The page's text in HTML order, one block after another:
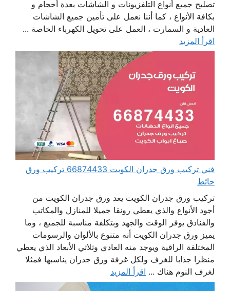
تصليح جميع أنواع التلفزيونات و الشاشات بعدة أحجام و
بكافة الأنواع ، كما أننا نعمل على تأمين جميع الشاشات
العادية و السمارت ، العمل على تحويل الكهرباء الخاصة ...
اقرأ المزيد
فني تركيب ورق جدران الكويت 66874433 تركيب ورق
حائط
تركيب ورق جدران الكويت يعد ورق جدران الكويت من
أجود الأنواع والذي يعطي رونقا جميلا للمنازل والمكاتب
والفنادق يوفر الوقت والجهد وبتكلفة مناسبة للجميع ، وما
يميز ورق جدران الكويت أنه متنوع بالألوان والرسومات
المختلفة الراقية ويوجد منه العادي وثلاثي الأبعاد الذي يعطي
منظرا جذابا للغرف ولكل غرفة ورق جدران يناسبها فمثلا
لغرف النوم هناك ... اقرأ المزيد